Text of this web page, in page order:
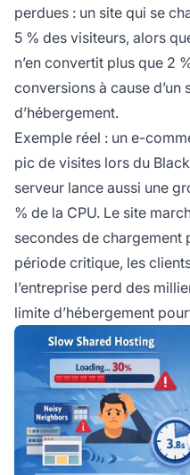
perdues : un site qui se
5 % des visiteurs, alors
n’en convertit plus que 2
conversions à cause
d’hébergement.
Exemple réel : un e-
pic de visites lors du
serveur lance aussi une
% de la CPU. Le site
secondes de chargement
période critique, les
l’entreprise perd des
limite d’hébergement